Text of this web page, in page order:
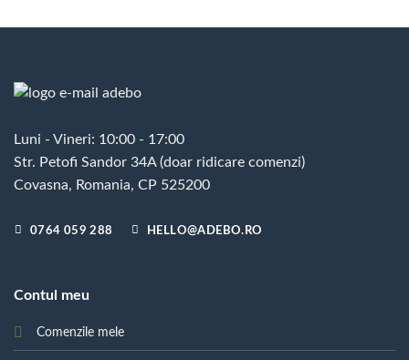
Luni - Vineri: 10:00 - 17:00
Str. Petofi Sandor 34A (doar ridicare comenzi)
Covasna, Romania, CP 525200
0764 059 288 HELLO@ADEBO.RO
Contul meu
Comenzile mele